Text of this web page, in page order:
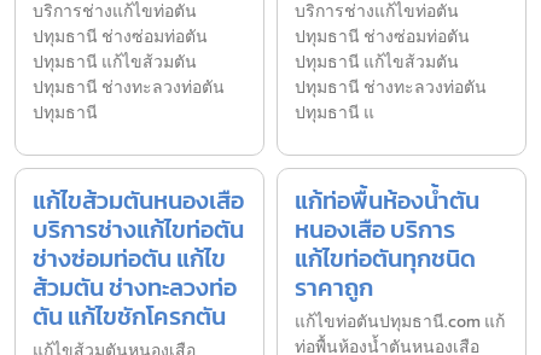
บริการช่างแก้ไขท่อตัน
ปทุมธานี ช่างซ่อมท่อตัน
ปทุมธานี แก้ไขส้วมตัน
ปทุมธานี ช่างทะลวงท่อตัน
ปทุมธานี
บริการช่างแก้ไขท่อตัน
ปทุมธานี ช่างซ่อมท่อตัน
ปทุมธานี แก้ไขส้วมตัน
ปทุมธานี ช่างทะลวงท่อตัน
ปทุมธานี แ
แก้ไขส้วมตันหนองเสือ
บริการช่างแก้ไขท่อตัน
ช่างซ่อมท่อตัน แก้ไข
ส้วมตัน ช่างทะลวงท่อ
ตัน แก้ไขชักโครกตัน
แก้ท่อพื้นห้องน้ำตัน
หนองเสือ บริการ
แก้ไขท่อตันทุกชนิด
ราคาถูก
แก้ไขท่อตันปทุมธานี.com แก้
ท่อพื้นห้องน้ำตันหนองเสือ